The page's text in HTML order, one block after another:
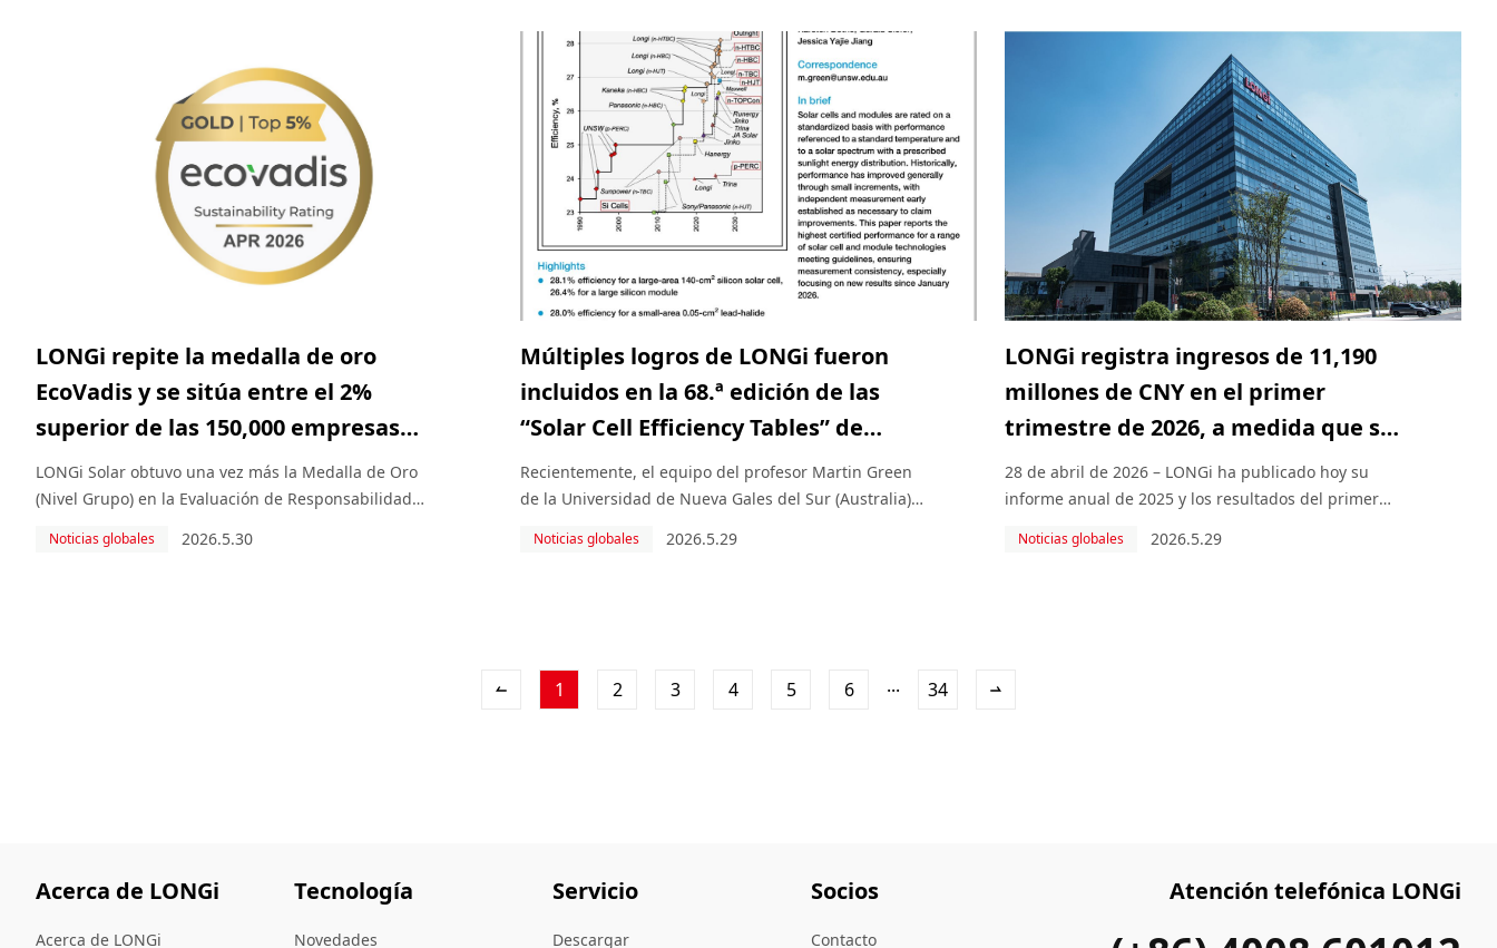
LONGi repite la medalla de oro
EcoVadis y se sitúa entre el 2%
superior de las 150,000 empresas
participantes
LONGi Solar obtuvo una vez más la Medalla de Oro
(Nivel Grupo) en la Evaluación de Responsabilidad
excelente puntuación de 85. Esto sitúa a la compañía
Noticias globales 2026.5.30
Múltiples logros de LONGi fueron
incluidos en la 68.ª edición de las
“Solar Cell Efficiency Tables” de
Martin Green
Recientemente, el equipo del profesor Martin Green
de la Universidad de Nueva Gales del Sur (Australia)
Efficiency Tables”. Este informe es reconocido
Noticias globales 2026.5.29
LONGi registra ingresos de 11,190
millones de CNY en el primer
trimestre de 2026, a medida que se
acelera su estrategia de integración
de energía solar y almacenamiento
28 de abril de 2026 – LONGi ha publicado hoy su
informe anual de 2025 y los resultados del primer
persistentemente bajos de los productos, la
Noticias globales 2026.5.29
1 2 3 4 5 6 ... 34
Acerca de LONGi
Acerca de LONGi
Tecnología
Novedades
Servicio
Descargar
Socios
Contacto
Atención telefónica LONGi